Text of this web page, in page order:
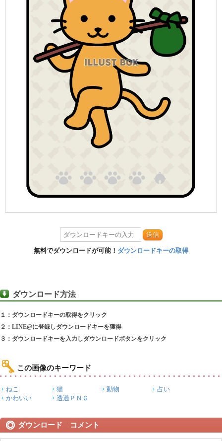
送信
無料でダウンロードが可能！ ダウンロードキーの取得
ダウンロード方法
１：ダウンロードキーの取得をクリック
２：LINE@に登録しダウンロードキーを獲得
３：ダウンロードキーを入力しダウンロードボタンをクリック
この画像のキーワード
ねこ 猫 動物
占い
かわいい
透過ＰＮＧ
ダウンロード コメント